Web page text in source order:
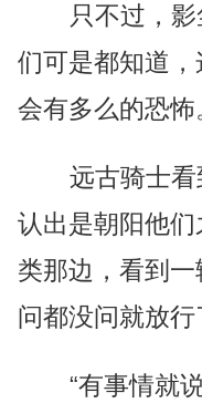
只不过，
们可是都知道
会有多么的恐怖
远古骑士看
认出是朝阳他
类那边，看到
问都没问就放行
“有事情就